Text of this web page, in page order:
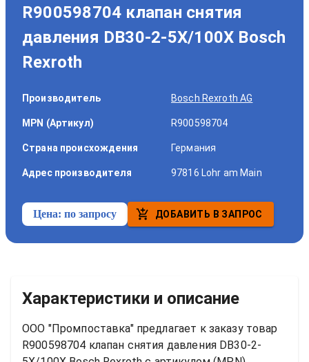
R900598704 клапан снятия
давления DB30-2-5X/100X Bosch
Rexroth
Производитель Bosch Rexroth AG
MPN (Артикул) R900598704
Страна происхождения Германия
Адрес производителя 97816 Lohr am Main
Цена: по запросу ДОБАВИТЬ В ЗАПРОС
Характеристики и описание
ООО "Промпоставка" предлагает к заказу товар
R900598704 клапан снятия давления DB30-2-